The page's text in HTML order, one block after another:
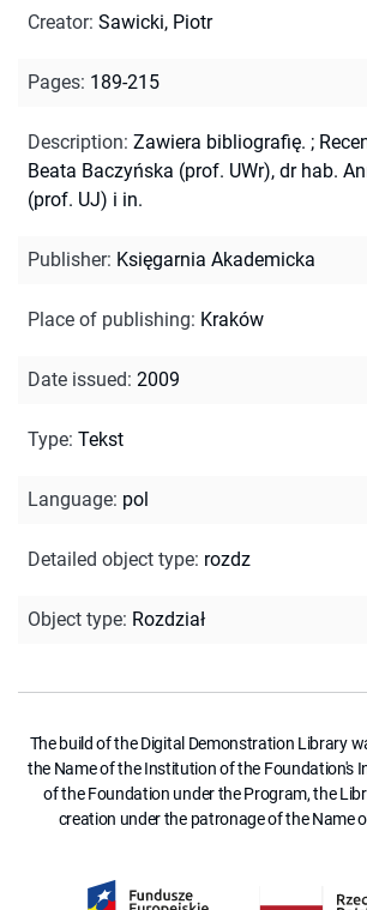
Creator: Sawicki, Piotr
Pages: 189-215
Description: Zawiera bibliografię. ;
Beata Baczyńska (prof. UWr), dr hab.
(prof. UJ) i in.
Publisher: Księgarnia Akademicka
Place of publishing: Kraków
Date issued: 2009
Type: Tekst
Language: pol
Detailed object type: rozdz
Object type: Rozdział
The build of the Digital Demonstration Library
the Name of the Institution of the Foundation's
of the Foundation under the Program, the
creation under the patronage of the Name